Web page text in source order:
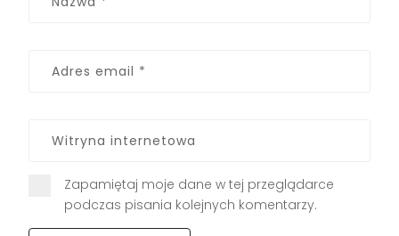
Zapamiętaj moje dane w tej przeglądarce
podczas pisania kolejnych komentarzy.